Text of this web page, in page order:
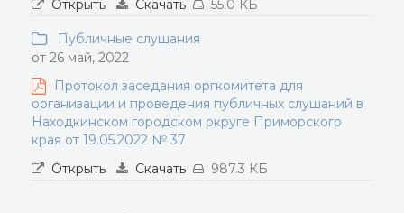
Открыть
Скачать 55.0 КБ
Публичные слушания
от 26 май, 2022
Протокол заседания оргкомитета для
организации и проведения публичных слушаний в
Находкинском городском округе Приморского
края от 19.05.2022 № 37
Открыть
Скачать 987.3 КБ